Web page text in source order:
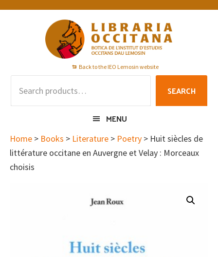
Skip
Skip
Skip
Back to the IEO Lemosin website
SEARCH
MENU
Home > Books > Literature > Poetry > Huit siècles de
littérature occitane en Auvergne et Velay : Morceaux
choisis